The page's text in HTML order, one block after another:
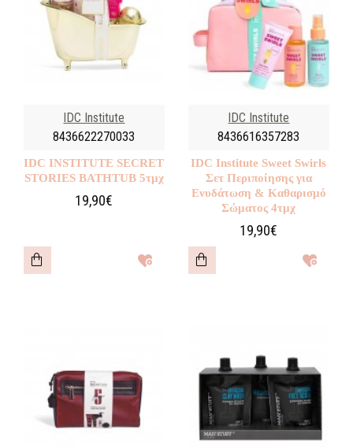
IDC Institute
8436622270033
IDC INSTITUTE SECRET
STORIES BATHTUB 5τμχ
19,90€
IDC Institute
8436616357283
IDC Institute Sweet Swirls
Σετ Περιποίησης για
Ενυδάτωση & Καθαρισμό
Σώματος 4τμχ
19,90€